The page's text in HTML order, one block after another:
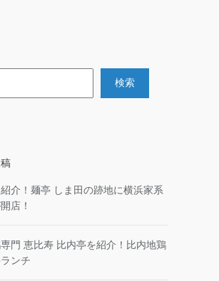
検索
介！麺亭 しま田の跡地に横浜家系
店！
門 恵比寿 比内亭を紹介！比内地鶏
ンチ